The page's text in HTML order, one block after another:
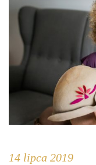
14 lipca 2019